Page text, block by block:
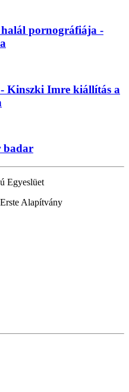
halál pornográfiája -
Kinszki Imre kiállítás a
badar
Egyeslüet
Alapítvány